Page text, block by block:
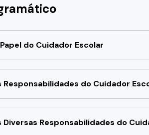
do Cuidador Escolar
Responsabilidades do Cuidador
Diversas Responsabilidades do